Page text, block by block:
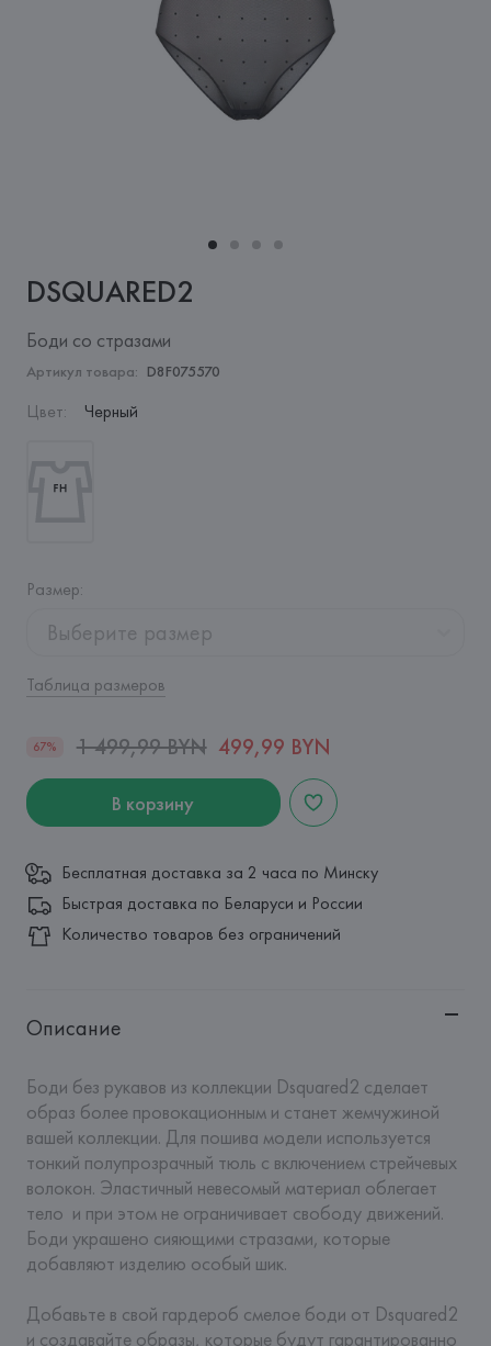
DSQUARED2
Боди со стразами
Артикул товара: D8F075570
Цвет: Черный
Размер:
Выберите размер
Таблица размеров
67% 1 499,99 BYN 499,99 BYN
В корзину
Бесплатная доставка за 2 часа по Минску
Быстрая доставка по Беларуси и России
Количество товаров без ограничений
Описание
Боди без рукавов из коллекции Dsquared2 сделает
образ более провокационным и станет жемчужиной
вашей коллекции. Для пошива модели используется
тонкий полупрозрачный тюль с включением стрейчевых
волокон. Эластичный невесомый материал облегает
тело  и при этом не ограничивает свободу движений.
Боди украшено сияющими стразами, которые
добавляют изделию особый шик.
Добавьте в свой гардероб смелое боди от Dsquared2
и создавайте образы, которые будут гарантированно